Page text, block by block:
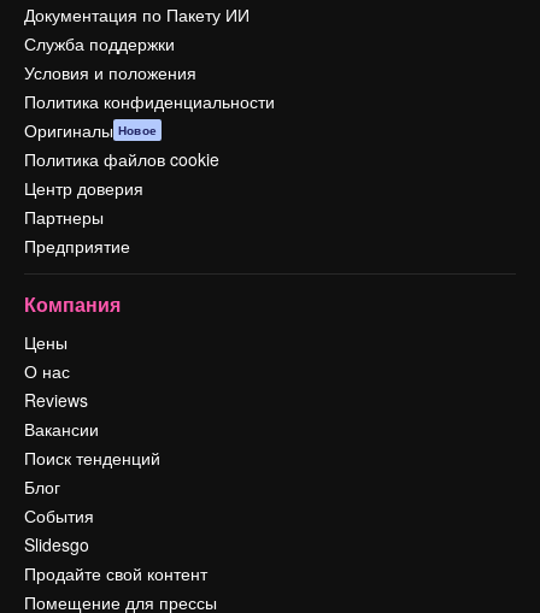
Документация по Пакету ИИ
Служба поддержки
Условия и положения
Политика конфиденциальности
Оригиналы Новое
Политика файлов cookie
Центр доверия
Партнеры
Предприятие
Компания
Цены
О нас
Reviews
Вакансии
Поиск тенденций
Блог
События
Slidesgo
Продайте свой контент
Помещение для прессы